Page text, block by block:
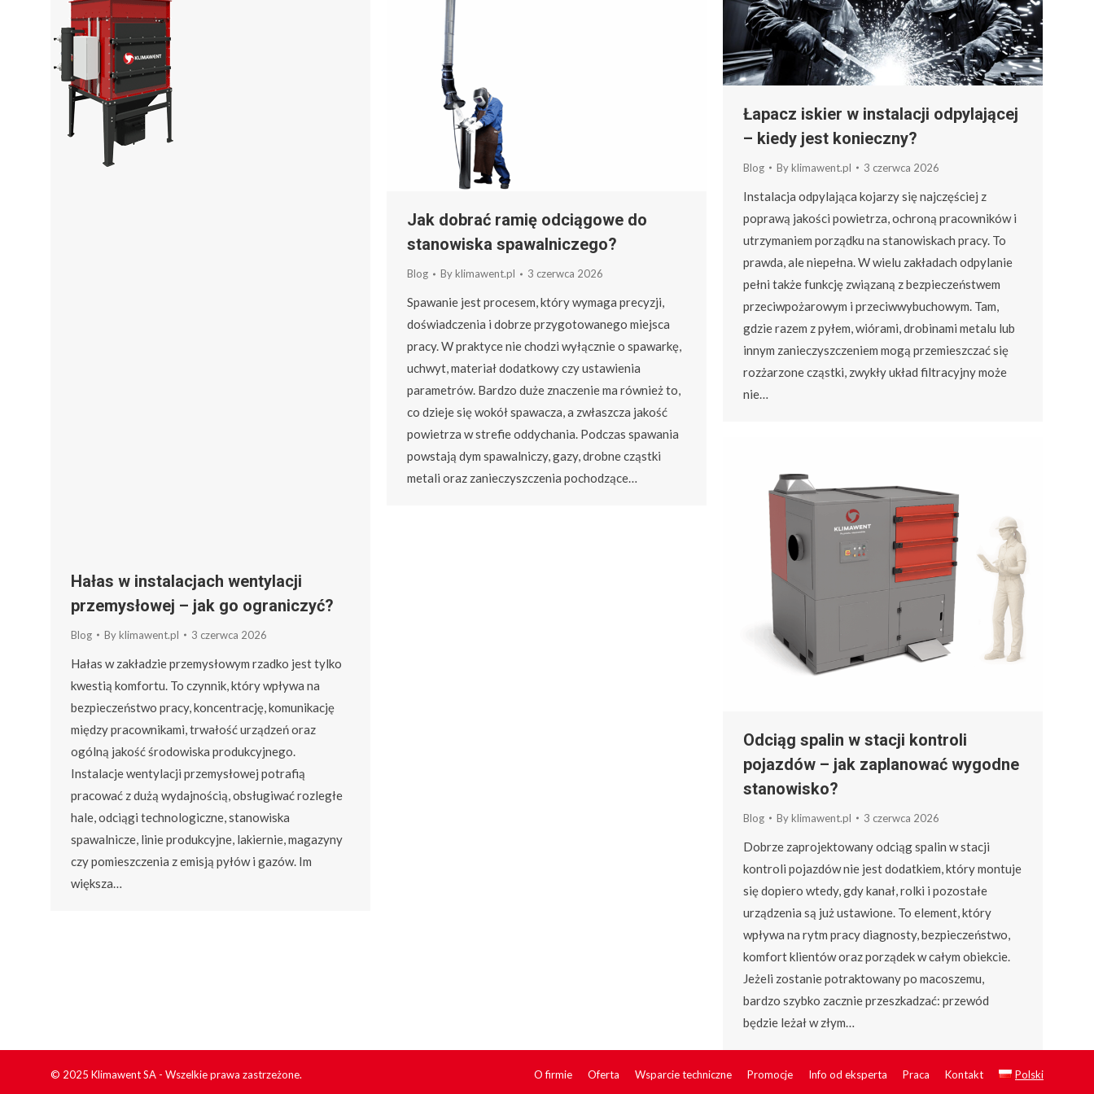
Hałas w instalacjach wentylacji
przemysłowej – jak go ograniczyć?
Blog Byklimawent.pl 3 czerwca 2026
Hałas w zakładzie przemysłowym rzadko jest tylko
kwestią komfortu. To czynnik, który wpływa na
bezpieczeństwo pracy, koncentrację, komunikację
między pracownikami, trwałość urządzeń oraz
ogólną jakość środowiska produkcyjnego.
Instalacje wentylacji przemysłowej potrafią
pracować z dużą wydajnością, obsługiwać rozległe
hale, odciągi technologiczne, stanowiska
spawalnicze, linie produkcyjne, lakiernie, magazyny
czy pomieszczenia z emisją pyłów i gazów. Im
większa…
Jak dobrać ramię odciągowe do
stanowiska spawalniczego?
Blog Byklimawent.pl 3 czerwca 2026
Spawanie jest procesem, który wymaga precyzji,
doświadczenia i dobrze przygotowanego miejsca
pracy. W praktyce nie chodzi wyłącznie o spawarkę,
uchwyt, materiał dodatkowy czy ustawienia
parametrów. Bardzo duże znaczenie ma również to,
co dzieje się wokół spawacza, a zwłaszcza jakość
powietrza w strefie oddychania. Podczas spawania
powstają dym spawalniczy, gazy, drobne cząstki
metali oraz zanieczyszczenia pochodzące…
Łapacz iskier w instalacji odpylającej
– kiedy jest konieczny?
Blog Byklimawent.pl 3 czerwca 2026
Instalacja odpylająca kojarzy się najczęściej z
poprawą jakości powietrza, ochroną pracowników i
utrzymaniem porządku na stanowiskach pracy. To
prawda, ale niepełna. W wielu zakładach odpylanie
pełni także funkcję związaną z bezpieczeństwem
przeciwpożarowym i przeciwwybuchowym. Tam,
gdzie razem z pyłem, wiórami, drobinami metalu lub
innym zanieczyszczeniem mogą przemieszczać się
rozżarzone cząstki, zwykły układ filtracyjny może
nie…
Odciąg spalin w stacji kontroli
pojazdów – jak zaplanować wygodne
stanowisko?
Blog Byklimawent.pl 3 czerwca 2026
Dobrze zaprojektowany odciąg spalin w stacji
kontroli pojazdów nie jest dodatkiem, który montuje
się dopiero wtedy, gdy kanał, rolki i pozostałe
urządzenia są już ustawione. To element, który
wpływa na rytm pracy diagnosty, bezpieczeństwo,
komfort klientów oraz porządek w całym obiekcie.
Jeżeli zostanie potraktowany po macoszemu,
bardzo szybko zacznie przeszkadzać: przewód
będzie leżał w złym…
© 2025 Klimawent SA - Wszelkie prawa zastrzeżone. O firmie Oferta Wsparcie techniczne Promocje Info od eksperta Praca Kontakt Polski